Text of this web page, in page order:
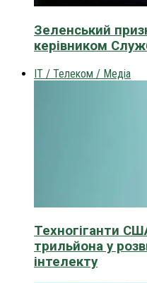
Зеленський
керівником
IT / Телеком / Медіа
Техногіганти
трильйона у
інтелекту